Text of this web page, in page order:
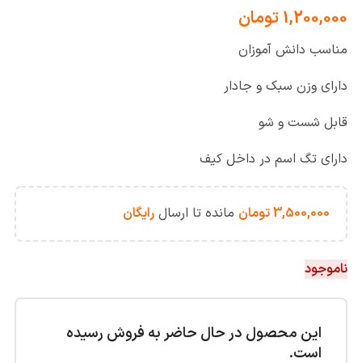
1,200,000تومان
مناسب دانش آموزان
دارای وزن سبک و جادار
قابل شست و شو
دارای تگ اسم در داخل کیف
3,500,000تومان مانده تا ارسال رایگان
ناموجود
این محصول در حال حاضر به فروش رسیده
است.